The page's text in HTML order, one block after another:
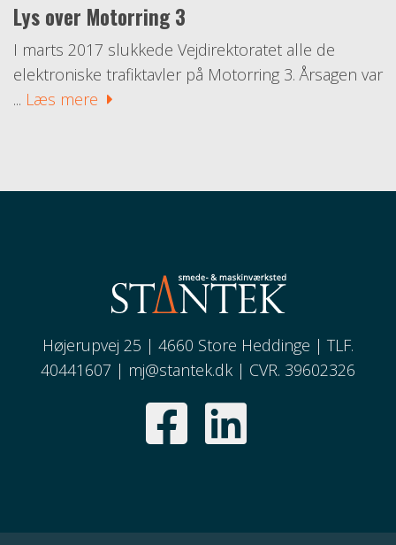
Lys over Motorring 3
I marts 2017 slukkede Vejdirektoratet alle de
elektroniske trafiktavler på Motorring 3. Årsagen var
... Læs mere
Højerupvej 25 | 4660 Store Heddinge | TLF.
40441607 | mj@stantek.dk | CVR. 39602326